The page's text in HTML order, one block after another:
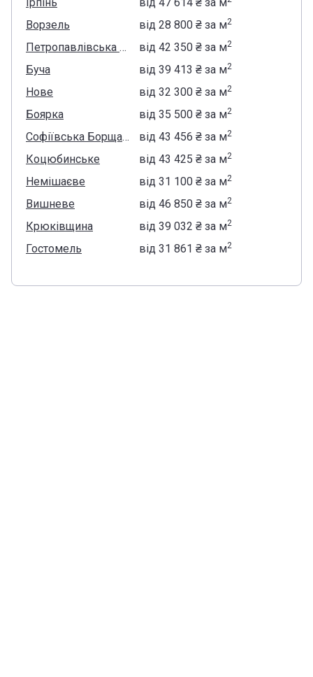
Ворзeль від ‍28 800 ₴за м2
Петропавлівська Борщагівка від ‍42 350 ₴за м2
Буча від ‍39 413 ₴за м2
Нове від ‍32 300 ₴за м2
Боярка від ‍35 500 ₴за м2
Софіївська Борщагівка від ‍43 456 ₴за м2
Коцюбинське від ‍43 425 ₴за м2
Немішаєве від ‍31 100 ₴за м2
Вишневе від ‍46 850 ₴за м2
Крюківщина від ‍39 032 ₴за м2
Гостомель від ‍31 861 ₴за м2